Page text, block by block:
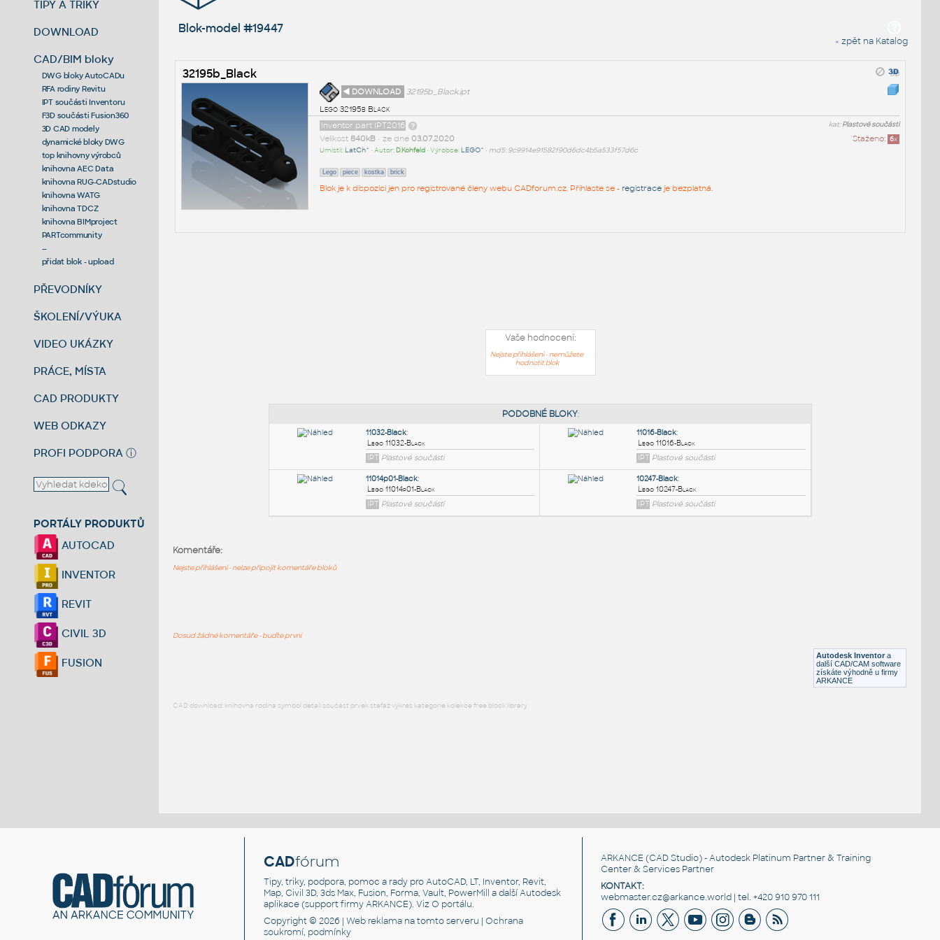
TIPY A TRIKY
DOWNLOAD
CAD/BIM bloky
DWG bloky AutoCADu
RFA rodiny Revitu
IPT součásti Inventoru
F3D součásti Fusion360
3D CAD modely
dynamické bloky DWG
top knihovny výrobců
knihovna AEC Data
knihovna RUG-CADstudio
knihovna WATG
knihovna TDCZ
knihovna BIMproject
PARTcommunity
--
přidat blok - upload
PŘEVODNÍKY
ŠKOLENÍ/VÝUKA
VIDEO UKÁZKY
PRÁCE, MÍSTA
CAD PRODUKTY
WEB ODKAZY
PROFI PODPORA ⓘ
PORTÁLY PRODUKTŮ
AUTOCAD
INVENTOR
REVIT
CIVIL 3D
FUSION
Blok-model #19447
« zpět na Katalog
32195b_Black
◄ DOWNLOAD
32195b_Black.ipt
Lego 32195b Black
kat:Plastové součásti
Inventor part IPT2016
Staženo: 6x
Velikost 840kB• ze dne 03.07.2020
Umístil: LatCh^ • Autor: D.Kohfeld• Výrobce: LEGO^ • md5: 9c9914e91582f90d6dc4b5a533f57d6c
Lego piece kostka brick
Blok je k dispozici jen pro registrované členy webu CADforum.cz. Přihlaste se - registraceje bezplatná.
Vaše hodnocení:
Nejste přihlášeni - nemůžete
hodnotit blok
Plastové součásti
Autodesk Inventor a
další CAD/CAM software
získáte výhodně u firmy
ARKANCE
Komentáře:
Nejste přihlášeni - nelze připojit komentáře bloků
Dosud žádné komentáře - buďte první
CAD download: knihovna rodina symbol detail součást prvek stafáž výkres kategorie kolekce free block library
CADfórum
Tipy, triky, podpora, pomoc a rady pro AutoCAD, LT, Inventor, Revit,
Map, Civil 3D, 3ds Max, Fusion, Forma, Vault, PowerMill a další Autodesk
aplikace (support firmy ARKANCE). VizO portálu.
Copyright © 2026 |Web reklama na tomto serveru |Ochrana
soukromí, podmínky
ARKANCE (CAD Studio) - Autodesk Platinum Partner & Training
Center & Services Partner
KONTAKT:
webmaster.cz@arkance.world | tel. +420 910 970 111